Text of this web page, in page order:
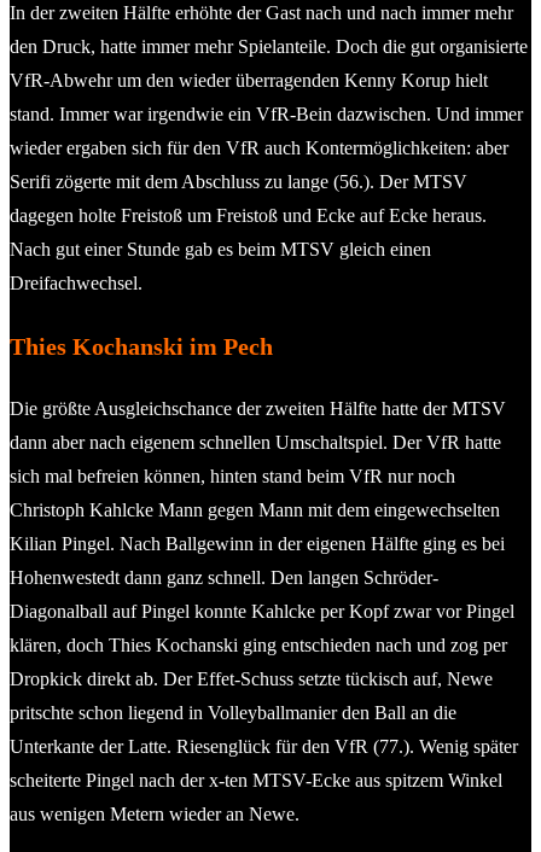
In der zweiten Hälfte erhöhte der Gast nach und nach immer mehr
den Druck, hatte immer mehr Spielanteile. Doch die gut organisierte
VfR-Abwehr um den wieder überragenden Kenny Korup hielt
stand. Immer war irgendwie ein VfR-Bein dazwischen. Und immer
wieder ergaben sich für den VfR auch Kontermöglichkeiten: aber
Serifi zögerte mit dem Abschluss zu lange (56.). Der MTSV
dagegen holte Freistoß um Freistoß und Ecke auf Ecke heraus.
Nach gut einer Stunde gab es beim MTSV gleich einen
Dreifachwechsel.
Thies Kochanski im Pech
Die größte Ausgleichschance der zweiten Hälfte hatte der MTSV
dann aber nach eigenem schnellen Umschaltspiel. Der VfR hatte
sich mal befreien können, hinten stand beim VfR nur noch
Christoph Kahlcke Mann gegen Mann mit dem eingewechselten
Kilian Pingel. Nach Ballgewinn in der eigenen Hälfte ging es bei
Hohenwestedt dann ganz schnell. Den langen Schröder-
Diagonalball auf Pingel konnte Kahlcke per Kopf zwar vor Pingel
klären, doch Thies Kochanski ging entschieden nach und zog per
Dropkick direkt ab. Der Effet-Schuss setzte tückisch auf, Newe
pritschte schon liegend in Volleyballmanier den Ball an die
Unterkante der Latte. Riesenglück für den VfR (77.). Wenig später
scheiterte Pingel nach der x-ten MTSV-Ecke aus spitzem Winkel
aus wenigen Metern wieder an Newe.